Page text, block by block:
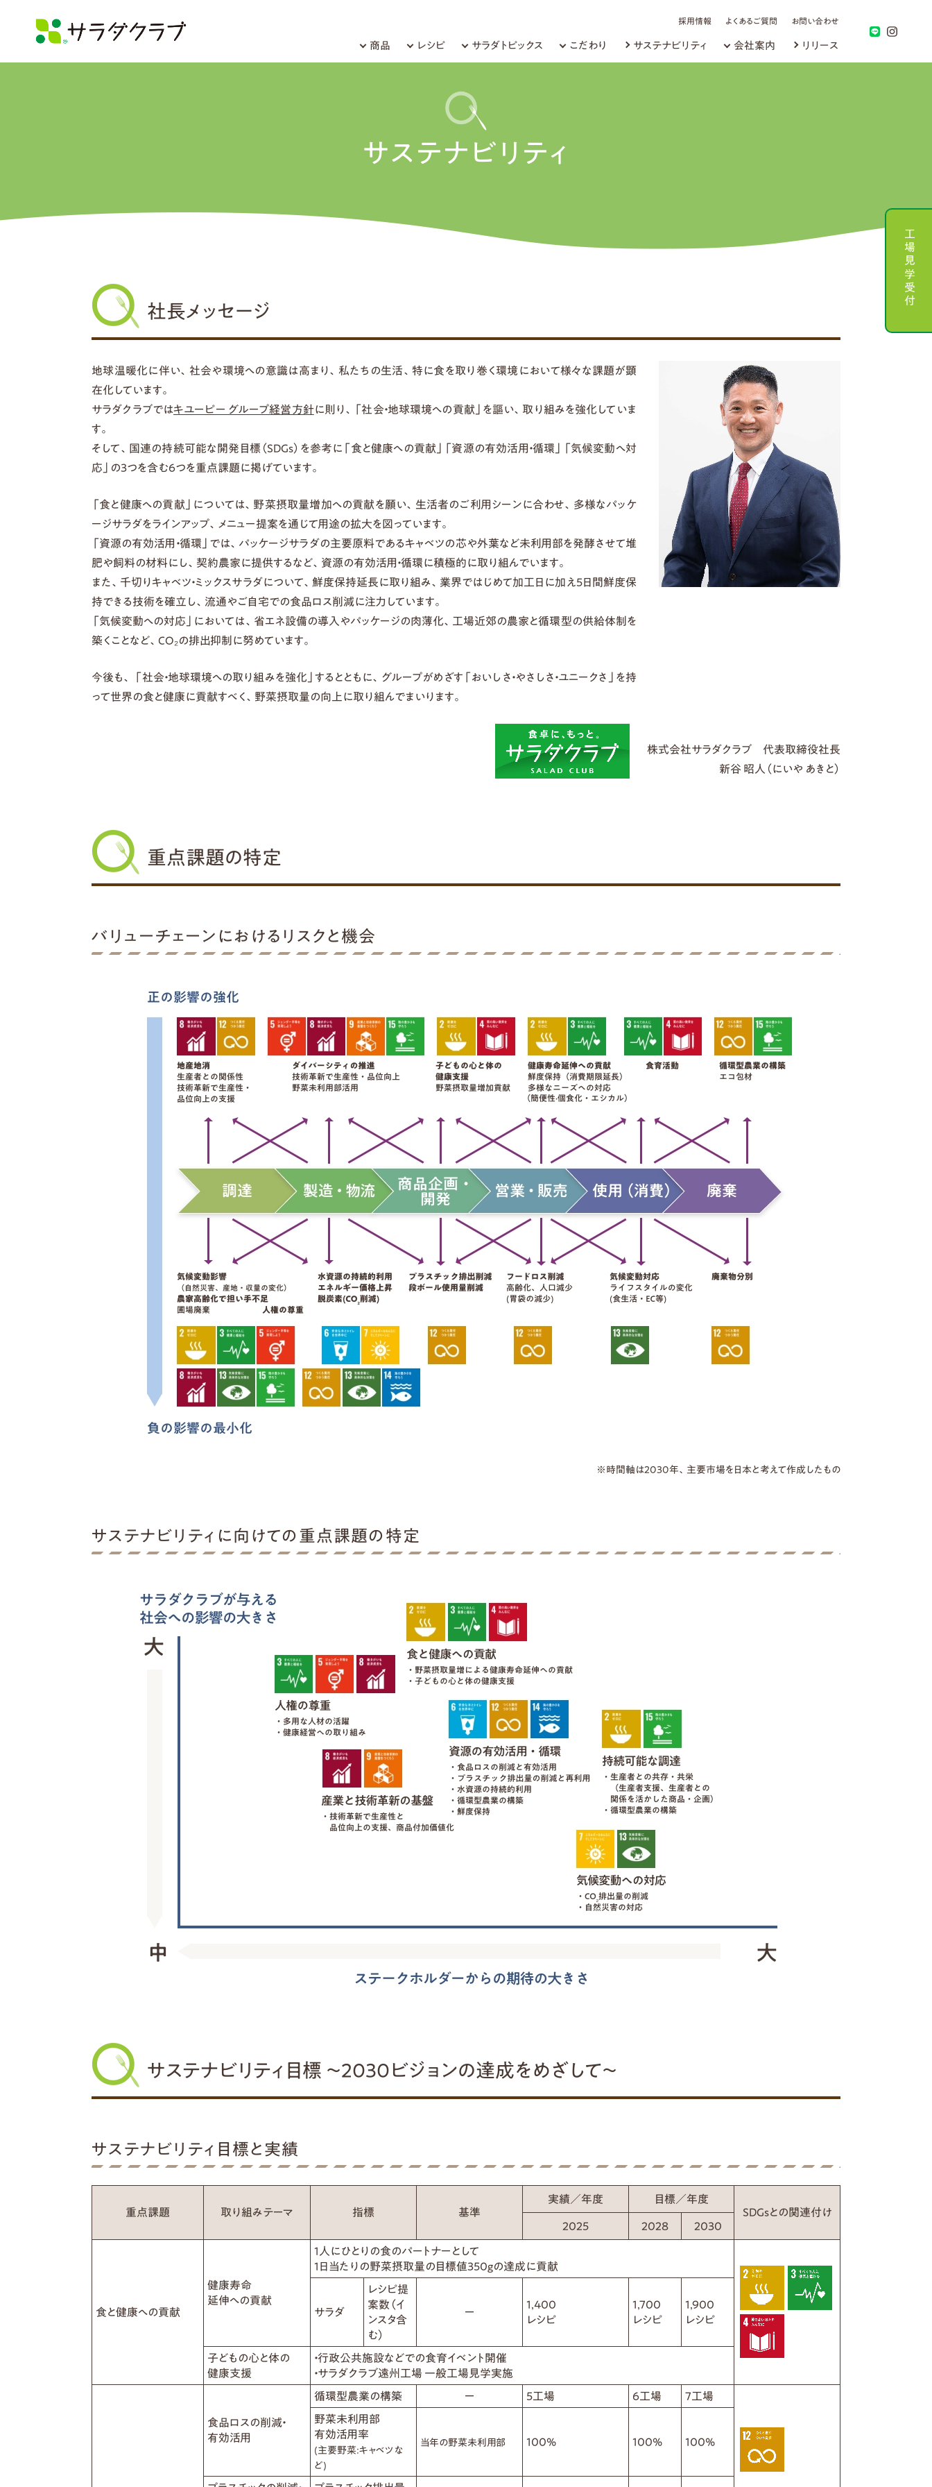
商品 レシピ サラダトピックス こだわり サステナビリティ 会社案内 リリース
採用情報 よくあるご質問 お問い合わせ
工場見学受付
サステナビリティ
社長メッセージ
地球温暖化に伴い、社会や環境への意識は高まり、私たちの生活、特に食を取り巻く環境において様々な課題が顕
在化しています。
サラダクラブではキユーピー グループ経営方針に則り、「社会・地球環境への貢献」を謳い、取り組みを強化していま
す。
そして、国連の持続可能な開発目標（SDGs）を参考に「食と健康への貢献」「資源の有効活用・循環」「気候変動へ対
応」の3つを含む6つを重点課題に掲げています。
「食と健康への貢献」については、野菜摂取量増加への貢献を願い、生活者のご利用シーンに合わせ、多様なパッケ
ージサラダをラインアップ、メニュー提案を通じて用途の拡大を図っています。
「資源の有効活用・循環」では、パッケージサラダの主要原料であるキャベツの芯や外葉など未利用部を発酵させて堆
肥や飼料の材料にし、契約農家に提供するなど、資源の有効活用・循環に積極的に取り組んでいます。
また、千切りキャベツ・ミックスサラダについて、鮮度保持延長に取り組み、業界ではじめて加工日に加え5日間鮮度保
持できる技術を確立し、流通やご自宅での食品ロス削減に注力しています。
「気候変動への対応」においては、省エネ設備の導入やパッケージの肉薄化、工場近郊の農家と循環型の供給体制を
築くことなど、CO₂の排出抑制に努めています。
今後も、 「社会・地球環境への取り組みを強化」するとともに、グループがめざす「おいしさ・やさしさ・ユニークさ」を持
って世界の食と健康に貢献すべく、野菜摂取量の向上に取り組んでまいります。
株式会社サラダクラブ 代表取締役社長
新谷 昭人（にいや あきと）
重点課題の特定
バリューチェーンにおけるリスクと機会
※時間軸は2030年、主要市場を日本と考えて作成したもの
サステナビリティに向けての重点課題の特定
サステナビリティ目標 ～2030ビジョンの達成をめざして～
サステナビリティ目標と実績
重点課題 取り組みテーマ 指標 基準
実績／年度
目標／年度
SDGsとの関連付け
2025
2028 2030
食と健康への貢献
健康寿命
延伸への貢献
1人にひとりの食のパートナーとして
1日当たりの野菜摂取量の目標値350gの達成に貢献
サラダ
レシピ提
案数（イ
ンスタ含
む）
ー
1,400
レシピ
1,700
レシピ
1,900
レシピ
子どもの心と体の
健康支援
・行政公共施設などでの食育イベント開催
・サラダクラブ遠州工場 一般工場見学実施
食品ロスの削減・
有効活用
循環型農業の構築 ー 5工場 6工場 7工場
野菜未利用部
有効活用率
(主要野菜:キャベツな
ど)
当年の野菜未利用部 100% 100% 100%